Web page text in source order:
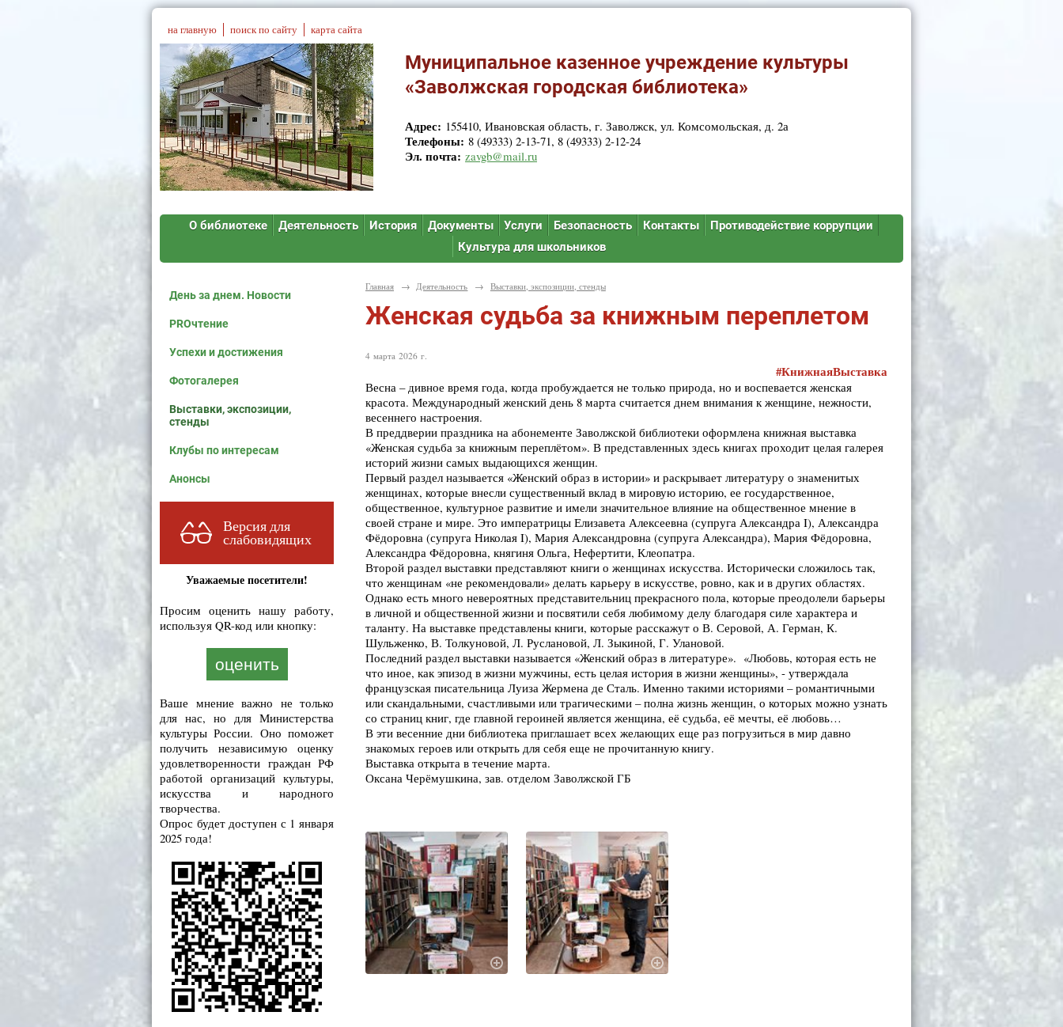
на главную поиск по сайту карта сайта
Муниципальное казенное учреждение культуры
«Заволжская городская библиотека»
Адрес: 155410, Ивановская область, г. Заволжск, ул. Комсомольская, д. 2а
Телефоны: 8 (49333) 2-13-71, 8 (49333) 2-12-24
Эл. почта: zavgb@mail.ru
О библиотеке Деятельность История Документы Услуги Безопасность Контакты
Противодействие коррупции
Культура для школьников
День за днем. Новости
PROчтение
Успехи и достижения
Фотогалерея
Выставки, экспозиции,
стенды
Клубы по интересам
Анонсы
Версия для
слабовидящих
Уважаемые посетители!
Просим оценить нашу работу,
используя QR-код или кнопку:
оценить
Ваше мнение важно не только
для нас, но для Министерства
культуры России. Оно поможет
получить независимую оценку
удовлетворенности граждан РФ
работой организаций культуры,
искусства и народного
творчества.
Опрос будет доступен с 1 января
2025 года!
Главная → Деятельность → Выставки, экспозиции, стенды
Женская судьба за книжным переплетом
4 марта 2026 г.
#КнижнаяВыставка
Весна – дивное время года, когда пробуждается не только природа, но и воспевается женская
красота. Международный женский день 8 марта считается днем внимания к женщине, нежности,
весеннего настроения.
В преддверии праздника на абонементе Заволжской библиотеки оформлена книжная выставка
«Женская судьба за книжным переплётом». В представленных здесь книгах проходит целая галерея
историй жизни самых выдающихся женщин.
Первый раздел называется «Женский образ в истории» и раскрывает литературу о знаменитых
женщинах, которые внесли существенный вклад в мировую историю, ее государственное,
общественное, культурное развитие и имели значительное влияние на общественное мнение в
своей стране и мире. Это императрицы Елизавета Алексеевна (супруга Александра I), Александра
Фёдоровна (супруга Николая I), Мария Александровна (супруга Александра), Мария Фёдоровна,
Александра Фёдоровна, княгиня Ольга, Нефертити, Клеопатра.
Второй раздел выставки представляют книги о женщинах искусства. Исторически сложилось так,
что женщинам «не рекомендовали» делать карьеру в искусстве, ровно, как и в других областях.
Однако есть много невероятных представительниц прекрасного пола, которые преодолели барьеры
в личной и общественной жизни и посвятили себя любимому делу благодаря силе характера и
таланту. На выставке представлены книги, которые расскажут о В. Серовой, А. Герман, К.
Шульженко, В. Толкуновой, Л. Руслановой, Л. Зыкиной, Г. Улановой.
Последний раздел выставки называется «Женский образ в литературе». «Любовь, которая есть не
что иное, как эпизод в жизни мужчины, есть целая история в жизни женщины», - утверждала
французская писательница Луиза Жермена де Сталь. Именно такими историями – романтичными
или скандальными, счастливыми или трагическими – полна жизнь женщин, о которых можно узнать
со страниц книг, где главной героиней является женщина, её судьба, её мечты, её любовь…
В эти весенние дни библиотека приглашает всех желающих еще раз погрузиться в мир давно
знакомых героев или открыть для себя еще не прочитанную книгу.
Выставка открыта в течение марта.
Оксана Черёмушкина, зав. отделом Заволжской ГБ